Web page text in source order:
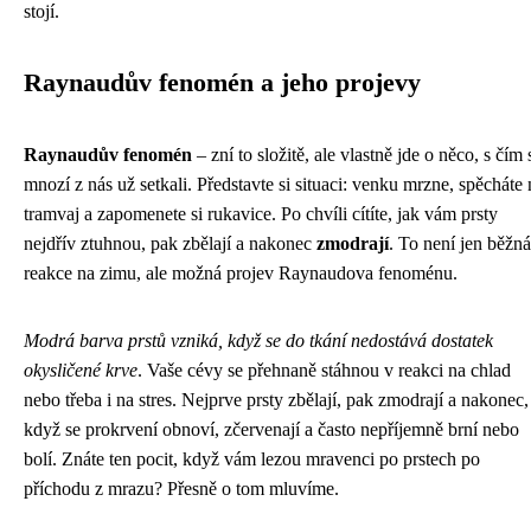
stojí.
Raynaudův fenomén a jeho projevy
Raynaudův fenomén – zní to složitě, ale vlastně jde o něco, s čím
mnozí z nás už setkali. Představte si situaci: venku mrzne, spěcháte
tramvaj a zapomenete si rukavice. Po chvíli cítíte, jak vám prsty
nejdřív ztuhnou, pak zbělají a nakonec zmodrají. To není jen běžná
reakce na zimu, ale možná projev Raynaudova fenoménu.
Modrá barva prstů vzniká, když se do tkání nedostává dostatek
okysličené krve. Vaše cévy se přehnaně stáhnou v reakci na chlad
nebo třeba i na stres. Nejprve prsty zbělají, pak zmodrají a nakonec,
když se prokrvení obnoví, zčervenají a často nepříjemně brní nebo
bolí. Znáte ten pocit, když vám lezou mravenci po prstech po
příchodu z mrazu? Přesně o tom mluvíme.